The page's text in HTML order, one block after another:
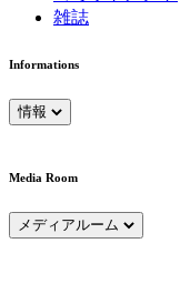
雑誌
Informations
情報
Media Room
メディアルーム